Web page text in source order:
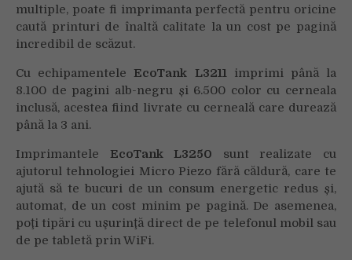
multiple, poate fi imprimanta perfectă pentru oricine
caută printuri de înaltă calitate la un cost pe pagină
incredibil de scăzut.
Cu echipamentele EcoTank L3211 imprimi până la
8.100 de pagini alb-negru și 6.500 color cu cerneala
inclusă, acestea fiind livrate cu cerneală care durează
până la 3 ani.
Imprimantele EcoTank L3250 sunt realizate cu
ajutorul tehnologiei Micro Piezo fără căldură, care te
ajută să te bucuri de un consum energetic redus și,
automat, de un cost minim pe pagină. De asemenea,
poţi tipări cu uşurinţă direct de pe telefonul mobil sau
de pe tabletă prin WiFi.